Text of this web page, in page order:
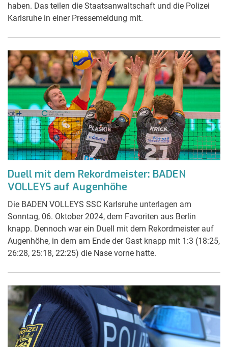
haben. Das teilen die Staatsanwaltschaft und die Polizei
Karlsruhe in einer Pressemeldung mit.
Duell mit dem Rekordmeister: BADEN
VOLLEYS auf Augenhöhe
Die BADEN VOLLEYS SSC Karlsruhe unterlagen am
Sonntag, 06. Oktober 2024, dem Favoriten aus Berlin
knapp. Dennoch war ein Duell mit dem Rekordmeister auf
Augenhöhe, in dem am Ende der Gast knapp mit 1:3 (18:25,
26:28, 25:18, 22:25) die Nase vorne hatte.